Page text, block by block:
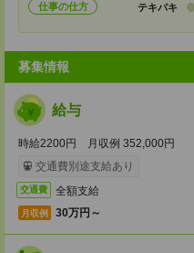
仕事の仕方 テキパキ
募集情報
給与
時給2200円 月収例 352,000円
交通費別途支給あり
交通費 全額支給
月収例 30万円～